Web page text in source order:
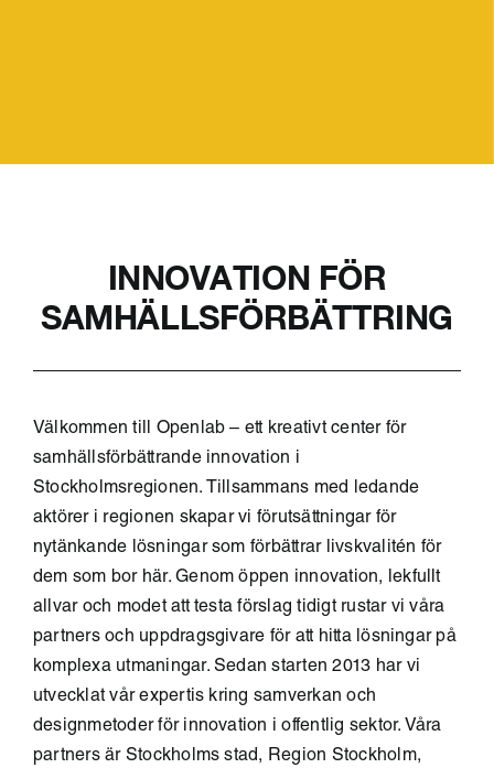
INNOVATION FÖR
SAMHÄLLSFÖRBÄTTRING
Välkommen till Openlab – ett kreativt center för
samhällsförbättrande innovation i
Stockholmsregionen. Tillsammans med ledande
aktörer i regionen skapar vi förutsättningar för
nytänkande lösningar som förbättrar livskvalitén för
dem som bor här. Genom öppen innovation, lekfullt
allvar och modet att testa förslag tidigt rustar vi våra
partners och uppdragsgivare för att hitta lösningar på
komplexa utmaningar. Sedan starten 2013 har vi
utvecklat vår expertis kring samverkan och
designmetoder för innovation i offentlig sektor. Våra
partners är Stockholms stad, Region Stockholm,